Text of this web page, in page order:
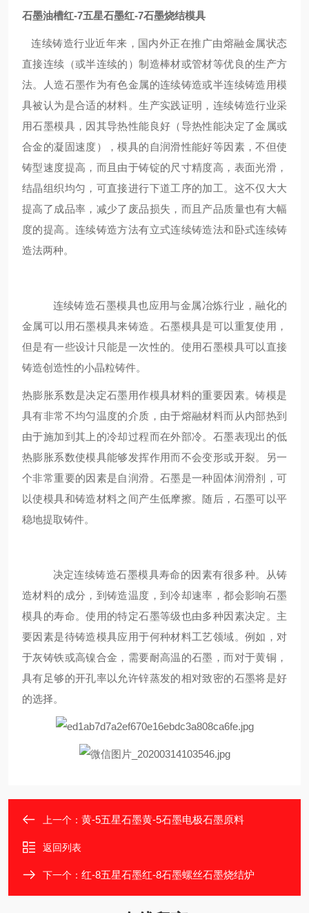
石墨油槽红-7五星石墨红-7石墨烧结模具
连续铸造行业近年来，国内外正在推广由熔融金属状态
直接连续（或半连续的）制造棒材或管材等优良的生产方
法。人造石墨作为有色金属的连续铸造或半连续铸造用模
具被认为是合适的材料。生产实践证明，连续铸造行业采
用石墨模具，因其导热性能良好（导热性能决定了金属或
合金的凝固速度），模具的自润滑性能好等因素，不但使
铸型速度提高，而且由于铸锭的尺寸精度高，表面光滑，
结晶组织均匀，可直接进行下道工序的加工。这不仅大大
提高了成品率，减少了废品损失，而且产品质量也有大幅
度的提高。连续铸造方法有立式连续铸造法和卧式连续铸
造法两种。
连续铸造石墨模具也应用与金属冶炼行业，融化的
金属可以用石墨模具来铸造。石墨模具是可以重复使用，
但是有一些设计只能是一次性的。使用石墨模具可以直接
铸造创造性的小晶粒铸件。
热膨胀系数是决定石墨用作模具材料的重要因素。铸模是
具有非常不均匀温度的介质，由于熔融材料而从内部热到
由于施加到其上的冷却过程而在外部冷。石墨表现出的低
热膨胀系数使模具能够发挥作用而不会变形或开裂。另一
个非常重要的因素是自润滑。石墨是一种固体润滑剂，可
以使模具和铸造材料之间产生低摩擦。随后，石墨可以平
稳地提取铸件。
决定连续铸造石墨模具寿命的因素有很多种。从铸
造材料的成分，到铸造温度，到冷却速率，都会影响石墨
模具的寿命。使用的特定石墨等级也由多种因素决定。主
要因素是待铸造模具应用于何种材料工艺领域。例如，对
于灰铸铁或高镍合金，需要耐高温的石墨，而对于黄铜，
具有足够的开孔率以允许锌蒸发的相对致密的石墨将是好
的选择。
上一个： 黄-5五星石墨黄-5石墨电极石墨原料
返回列表
下一个： 红-8五星石墨红-8石墨螺丝石墨烧结炉